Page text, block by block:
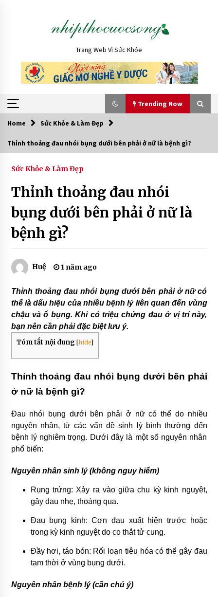
Trang Web Vì Sức Khỏe
Trending Now
Trending Now
sánh chi tiết
Xuất hiện vạch nâu ở bụng có phải có thai
không?
1 năm ago
bệnh sớm
4 năm ago
Đau dạ dày uống gì để nhanh khỏi bệnh
4 năm ago
Dạ dày là gì? Cấu tạo của dạ dày như thế nào?
Thuốc trị đau dạ dày Kowa có tốt không?
4 năm ago
4 năm ago
Cách làm mứt bí xanh không cần nước vôi
5 năm ago
Cách chữa đầy bụng dân gian- Nguyên nhân,
cách điều trị
5 năm ago
Home Sức Khỏe & Làm Đẹp
Thỉnh thoảng đau nhói bụng dưới bên phải ở nữ là bệnh gì?
Sức Khỏe & Làm Đẹp
Thỉnh thoảng đau nhói
bụng dưới bên phải ở nữ là
bệnh gì?
Huệ 1 năm ago
Thỉnh thoảng đau nhói bụng dưới bên phải ở nữ có
thể là dấu hiệu của nhiều bệnh lý liên quan đến vùng
chậu và ổ bụng. Khi có triệu chứng đau ở vị trí này,
bạn nên cần phải đặc biệt lưu ý.
Tóm tắt nội dung [hide]
Thỉnh thoảng đau nhói bụng dưới bên phải
ở nữ là bệnh gì?
Đau nhói bụng dưới bên phải ở nữ có thể do nhiều
nguyên nhân, từ các vấn đề sinh lý bình thường đến
bệnh lý nghiêm trọng. Dưới đây là một số nguyên nhân
phổ biến:
Nguyên nhân sinh lý (không nguy hiểm)
Rụng trứng: Xảy ra vào giữa chu kỳ kinh nguyệt,
gây đau nhẹ, thoáng qua.
Đau bụng kinh: Cơn đau xuất hiện trước hoặc
trong kỳ kinh nguyệt do co thắt tử cung.
Đầy hơi, táo bón: Rối loạn tiêu hóa có thể gây đau
tạm thời ở vùng bụng dưới.
Nguyên nhân bệnh lý (cần chú ý)